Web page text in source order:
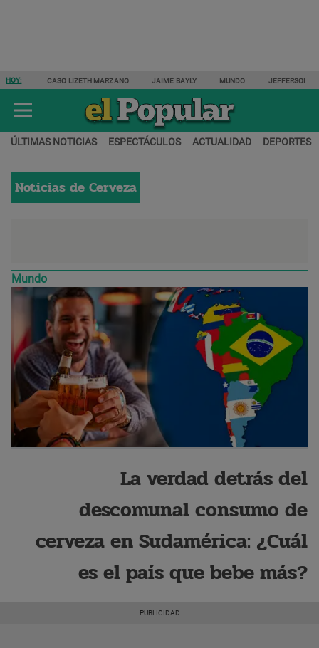
HOY: CASO LIZETH MARZANO JAIME BAYLY MUNDO JEFFERSON
ÚLTIMAS NOTICIAS ESPECTÁCULOS ACTUALIDAD DEPORTES
Noticias de Cerveza
Mundo
La verdad detrás del
descomunal consumo de
cerveza en Sudamérica: ¿Cuál
es el país que bebe más?